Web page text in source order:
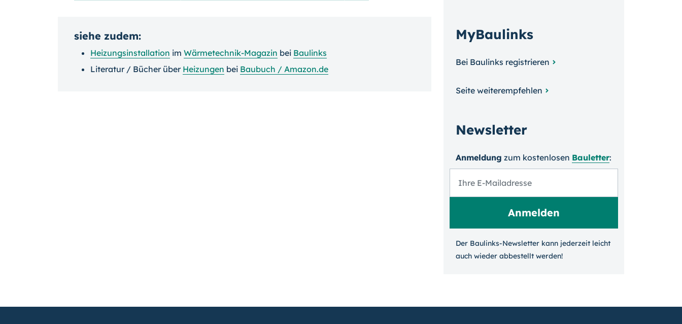
siehe zudem:
Heizungsinstallation im Wärmetechnik-Magazin bei Baulinks
Literatur / Bücher über Heizungen bei Baubuch / Amazon.de
MyBaulinks
Bei Baulinks registrieren
Seite weiterempfehlen
Newsletter
Anmeldung zum kosten­losen Bauletter:
Der Baulinks-Newsletter kann jeder­zeit leicht
auch wieder ab­bestellt werden!